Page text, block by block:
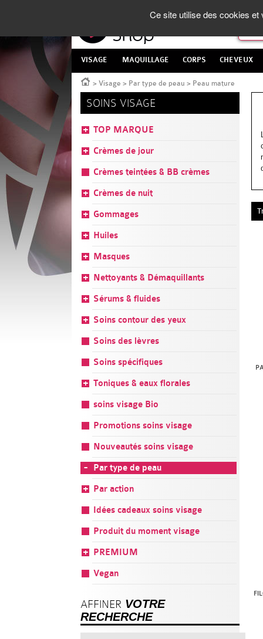
VISAGE MAQUILLAGE CORPS CHEVEUX
Accueil
> Visage > Par type de peau > Peau mature
SOINS VISAGE
TOP MARQUE
Crèmes de jour
Crèmes teintées & BB crèmes
Crèmes de nuit
Gommages
Huiles
Masques
Nettoyants & Démaquillants
Sérums & fluides
Soins contour des yeux
Soins des lèvres
Soins spécifiques
Toniques & eaux florales
soins visage Bio
Promotions soins visage
Nouveautés soins visage
Par type de peau
Par action
Idées cadeaux soins visage
Produit du moment visage
PREMIUM
Vegan
AFFINER VOTRE
RECHERCHE
Ce site utilise des cookies